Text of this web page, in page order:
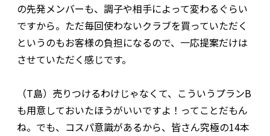
の先発メンバーも、調子や相手によって変わるぐらい
ですから。ただ毎回使わないクラブを買っていただく
というのもお客様の負担になるので、一応提案だけは
させていただく感じです。
（T島）売りつけるわけじゃなくて、こういうプランB
も用意しておいたほうがいいですよ！ってことだもん
ね。でも、コスパ意識があるから、皆さん究極の14本